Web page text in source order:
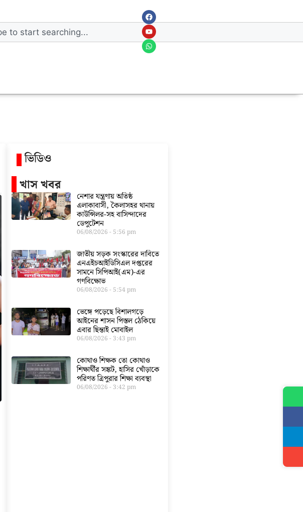
ভিডিও
খাস খবর
নেশার যন্ত্রণায় অতিষ্ঠ
এলাকাবাসী, কৈলাসহর থানায়
কাউন্সিলর-সহ বাসিন্দাদের
ডেপুটেশন
06/08/2026 5:56 pm
জাতীয় সড়ক সংস্কারের দাবিতে
এনএইচআইডিসিএল দপ্তরের
সামনে সিপিআই(এম)-এর
গণবিক্ষোভ
06/08/2026 5:54 pm
ভেঙ্গে পড়েছে বিশালগড়ে
আইনের শাসন পিস্তল ঠেকিয়ে
এবার ছিন্তাই মোবাইল
06/08/2026 3:43 pm
কোথাও শিক্ষক তো কোথাও
শিক্ষার্থীর সঙ্কট, হাসির খোঁড়াকে
পরিণত ত্রিপুরার শিক্ষা ব্যবস্থা
06/08/2026 3:42 pm